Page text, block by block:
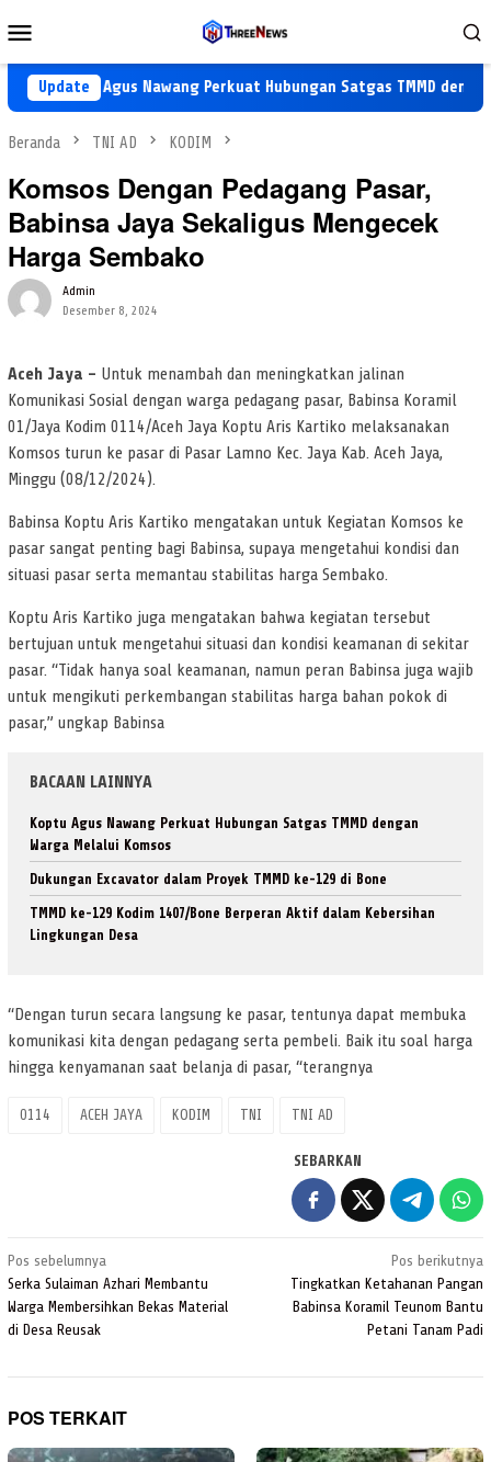
ke
Mobile
Update
Koptu Agus Nawang Perkuat Hubungan Satgas TMMD dengan
Beranda TNI AD KODIM
Komsos Dengan Pedagang Pasar,
Babinsa Jaya Sekaligus Mengecek
Harga Sembako
Admin
Desember 8, 2024
Aceh Jaya – Untuk menambah dan meningkatkan jalinan
Komunikasi Sosial dengan warga pedagang pasar, Babinsa Koramil
01/Jaya Kodim 0114/Aceh Jaya Koptu Aris Kartiko melaksanakan
Komsos turun ke pasar di Pasar Lamno Kec. Jaya Kab. Aceh Jaya,
Minggu (08/12/2024).
Babinsa Koptu Aris Kartiko mengatakan untuk Kegiatan Komsos ke
pasar sangat penting bagi Babinsa, supaya mengetahui kondisi dan
situasi pasar serta memantau stabilitas harga Sembako.
Koptu Aris Kartiko juga mengatakan bahwa kegiatan tersebut
bertujuan untuk mengetahui situasi dan kondisi keamanan di sekitar
pasar. “Tidak hanya soal keamanan, namun peran Babinsa juga wajib
untuk mengikuti perkembangan stabilitas harga bahan pokok di
pasar,” ungkap Babinsa
BACAAN LAINNYA
Koptu Agus Nawang Perkuat Hubungan Satgas TMMD dengan
Warga Melalui Komsos
Dukungan Excavator dalam Proyek TMMD ke-129 di Bone
TMMD ke-129 Kodim 1407/Bone Berperan Aktif dalam Kebersihan
Lingkungan Desa
“Dengan turun secara langsung ke pasar, tentunya dapat membuka
komunikasi kita dengan pedagang serta pembeli. Baik itu soal harga
hingga kenyamanan saat belanja di pasar, “terangnya
0114 ACEH JAYA KODIM TNI TNI AD
SEBARKAN
Navigasi
pos
Pos sebelumnya
Serka Sulaiman Azhari Membantu
Warga Membersihkan Bekas Material
di Desa Reusak
Pos berikutnya
Tingkatkan Ketahanan Pangan
Babinsa Koramil Teunom Bantu
Petani Tanam Padi
POS TERKAIT